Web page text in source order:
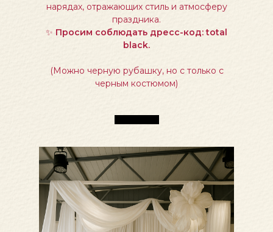
нарядах, отражающих стиль и атмосферу
праздника.
✨ Просим соблюдать дресс-код: total
black.
(Можно черную рубашку, но с только с
черным костюмом)